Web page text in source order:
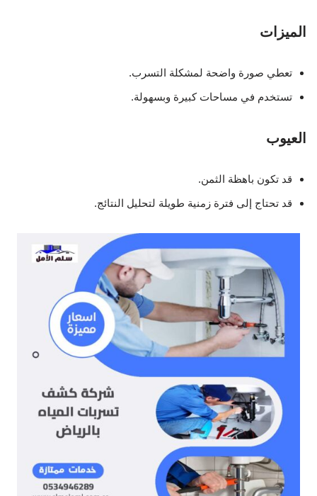
الميزات
تعطي صورة واضحة لمشكلة التسرب.
تستخدم في مساحات كبيرة وبسهولة.
العيوب
قد تكون باهظة الثمن.
قد تحتاج إلى فترة زمنية طويلة لتحليل النتائج.